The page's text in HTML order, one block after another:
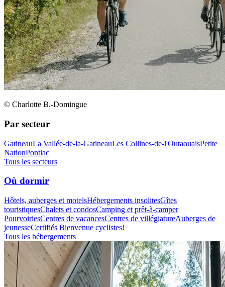
© Charlotte B.-Domingue
Par secteur
GatineauLa Vallée-de-la-GatineauLes Collines-de-l'OutaouaisPetite
NationPontiac
Tous les secteurs
Où dormir
Hôtels, auberges et motelsHébergements insolitesGîtes
touristiquesChalets et condosCamping et prêt-à-camper
PourvoiriesCentres de vacancesCentres de villégiatureAuberges de
jeunesseCertifiés Bienvenue cyclistes!
Tous les hébergements